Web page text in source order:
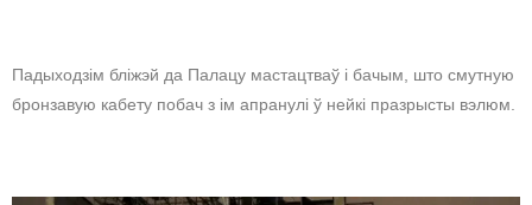
Падыходзім бліжэй да Палацу мастацтваў і бачым, што смутную
бронзавую кабету побач з ім апранулі ў нейкі празрысты вэлюм.